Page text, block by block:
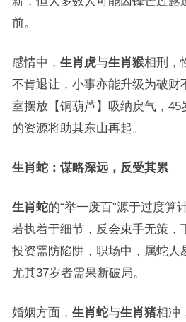
前。
感情中， 生肖虎与生肖猴相刑，
不肯退让，小事亦能升级为破财
室摆放【铜葫芦】吸纳戾气，
的资源将助其东山再起。
生肖蛇：谋略深远，反受其累
生肖蛇的“举一废百”源于过度算
若执着于细节，反会束手无策，
投资需防陷阱，职场中，属蛇人
尤其37岁者需果断破局。
婚姻方面， 生肖蛇与生肖猪相冲